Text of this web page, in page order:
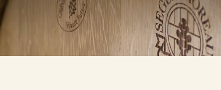
Contactez-nous